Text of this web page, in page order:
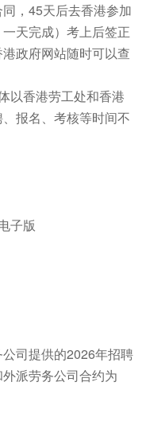
，45天后去香港参加
天完成）考上后签正
政府网站随时可以查
以香港劳工处和香港
报名、考核等时间不
子版
司提供的2026年招聘
派劳务公司合约为